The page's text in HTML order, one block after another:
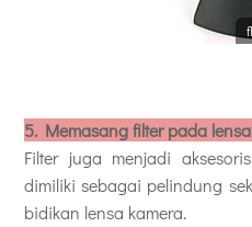
5. Memasang filter pada
Filter juga menjadi
dimiliki sebagai pelindung
bidikan lensa kamera.